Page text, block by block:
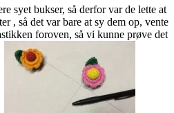
syet bukser, så derfor var de lette at
, så det var bare at sy dem op, vente
foroven, så vi kunne prøve det